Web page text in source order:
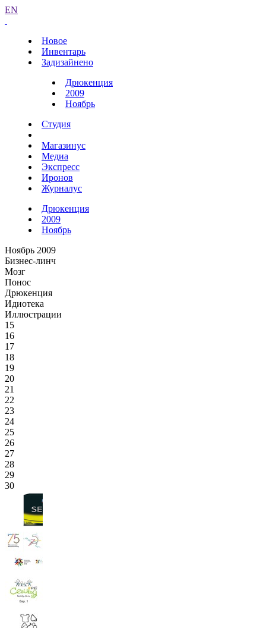
EN
Новое
Инвентарь
Задизайнено
Дрюкенция
2009
Ноябрь
Студия
Магазинус
Медиа
Экспресс
Иронов
Журналус
Дрюкенция
2009
Ноябрь
Ноябрь 2009
Бизнес-линч
Мозг
Понос
Дрюкенция
Идиотека
Иллюстрации
15
16
17
18
19
20
21
22
23
24
25
26
27
28
29
30